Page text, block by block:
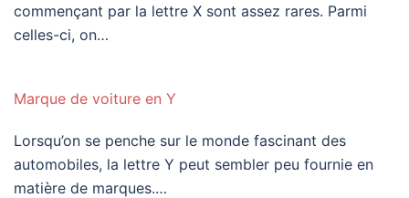
commençant par la lettre X sont assez rares. Parmi
celles-ci, on…
Marque de voiture en Y
Lorsqu’on se penche sur le monde fascinant des
automobiles, la lettre Y peut sembler peu fournie en
matière de marques.…